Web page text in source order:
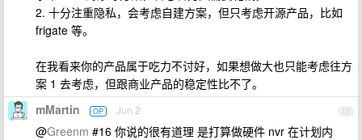
2. 十分注重隐私，会考虑自建方案，但只考虑开源产品，比如
frigate 等。
在我看来你的产品属于吃力不讨好，如果想做大也只能考虑往方
案 1 去考虑，但跟商业产品的稳定性比不了。
17
mMartin OP Jun 2
@Greenm #16 你说的很有道理 是打算做硬件 nvr 在计划内